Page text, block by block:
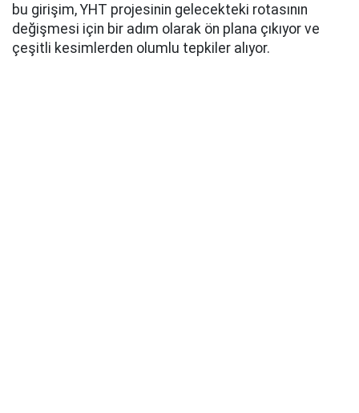
bu girişim, YHT projesinin gelecekteki rotasının
değişmesi için bir adım olarak ön plana çıkıyor ve
çeşitli kesimlerden olumlu tepkiler alıyor.